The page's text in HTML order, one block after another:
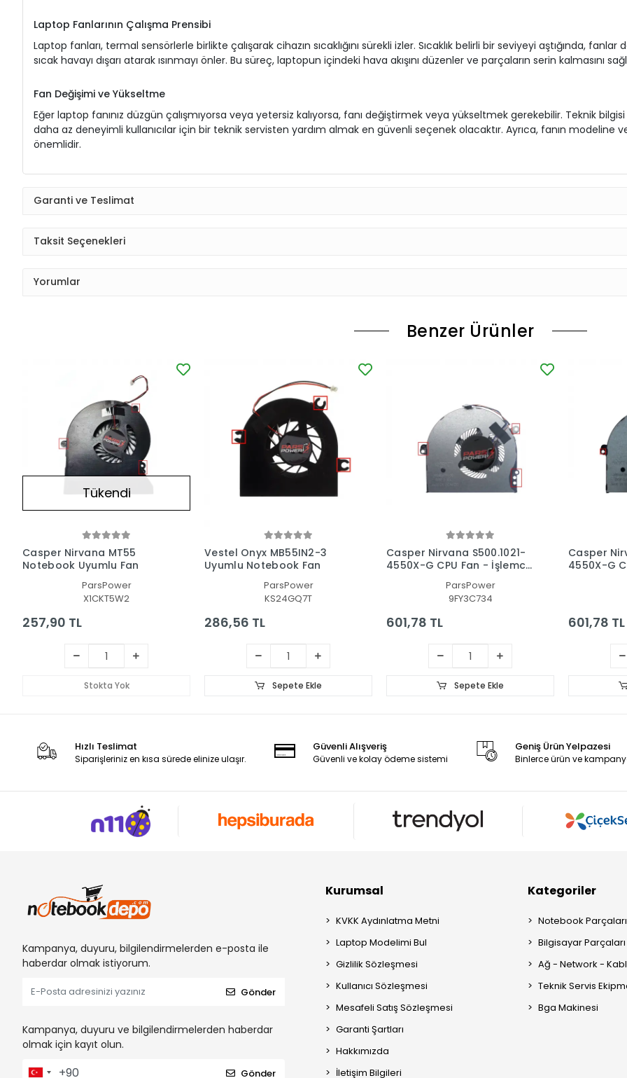
Laptop Fanlarının Çalışma Prensibi
Laptop fanları, termal sensörlerle birlikte çalışarak cihazın sıcaklığını sürekli izler. Sıcaklık belirli bir seviyeyi aştığında,
sıcak havayı dışarı atarak ısınmayı önler. Bu süreç, laptopun içindeki hava akışını düzenler ve parçaların serin kalmasını
Fan Değişimi ve Yükseltme
Eğer laptop fanınız düzgün çalışmıyorsa veya yetersiz kalıyorsa, fanı değiştirmek veya yükseltmek gerekebilir. Teknik
daha az deneyimli kullanıcılar için bir teknik servisten yardım almak en güvenli seçenek olacaktır. Ayrıca, fanın
önemlidir.
Garanti ve Teslimat
Taksit Seçenekleri
Yorumlar
Benzer Ürünler
Tükendi
Casper Nirvana MT55
Notebook Uyumlu Fan
ParsPower
X1CKT5W2
257,90 TL
Stokta Yok
Vestel Onyx MB55IN2-3
Uyumlu Notebook Fan
ParsPower
KS24GQ7T
286,56 TL
Sepete Ekle
Casper Nirvana S500.1021-
4550X-G CPU Fan - İşlemci
ParsPower
9FY3C734
601,78 TL
Sepete Ekle
Casper
4550X-G
601,78 TL
Hızlı Teslimat
Siparişleriniz en kısa sürede elinize ulaşır.
Güvenli Alışveriş
Güvenli ve kolay ödeme sistemi
Geniş Ürün Yelpazesi
Binlerce ürün ve
Kampanya, duyuru, bilgilendirmelerden e-posta ile
haberdar olmak istiyorum.
Gönder
Kampanya, duyuru ve bilgilendirmelerden haberdar
olmak için kayıt olun.
Gönder
Kurumsal
KVKK Aydınlatma Metni
Laptop Modelimi Bul
Gizlilik Sözleşmesi
Kullanıcı Sözleşmesi
Mesafeli Satış Sözleşmesi
Garanti Şartları
Hakkımızda
İletişim Bilgileri
Kategoriler
Notebook Parçaları
Bilgisayar Parçaları
Ağ - Network -
Teknik Servis
Bga Makinesi